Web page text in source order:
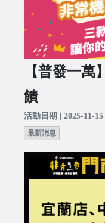
【普發一萬
饋
活動日期 | 2025-11-15
最新消息